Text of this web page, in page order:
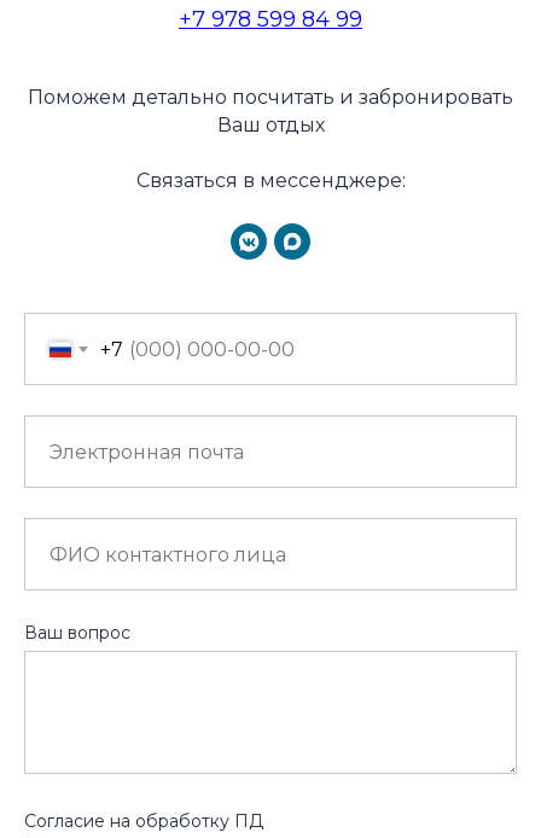
+7 978 599 84 99
Поможем детально посчитать и забронировать
Ваш отдых
Связаться в мессенджере:
+7
Ваш вопрос
Согласие на обработку ПД